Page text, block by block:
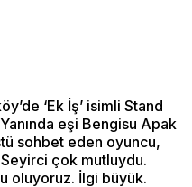
‘Ek İş’ isimli Stand
eşi Bengisu Apak
sohbet eden oyuncu,
çok mutluydu.
oluyoruz. İlgi büyük.